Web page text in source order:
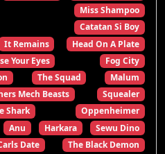
Miss Shampoo
Catatan Si Boy
It Remains
Head On A Plate
Your Eyes
Fog City
The Squad
Malum
Mech Beasts
Squealer
Shark
Oppenheimer
Anu Harkara
Sewu Dino
Date
The Black Demon